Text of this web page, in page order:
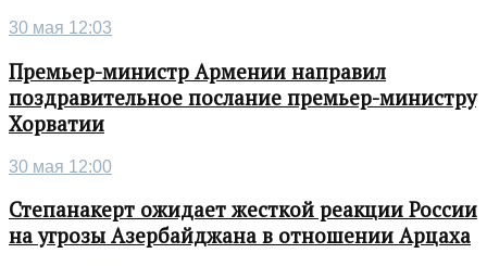
30 мая 12:03
Премьер-министр Армении направил
поздравительное послание премьер-министру
Хорватии
30 мая 12:00
Степанакерт ожидает жесткой реакции России
на угрозы Азербайджана в отношении Арцаха